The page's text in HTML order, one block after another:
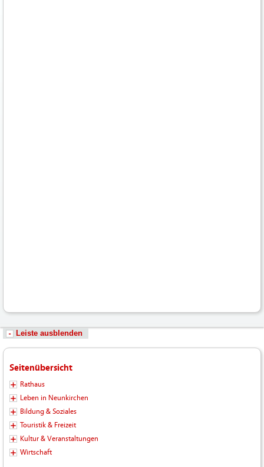
Leiste ausblenden
Seitenübersicht
Rathaus
Leben in Neunkirchen
Bildung & Soziales
Touristik & Freizeit
Kultur & Veranstaltungen
Wirtschaft